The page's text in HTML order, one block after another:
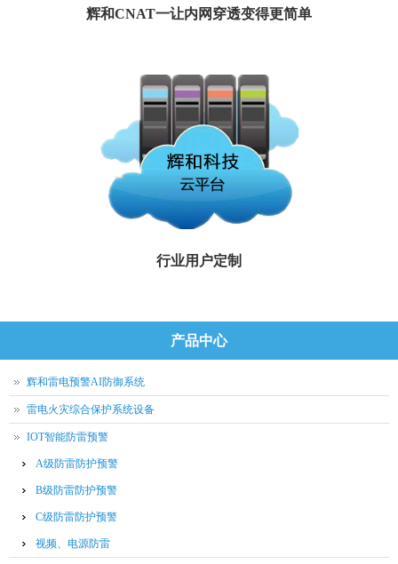
辉和CNAT一让内网穿透变得更简单
行业用户定制
产品中心
辉和雷电预警AI防御系统
雷电火灾综合保护系统设备
IOT智能防雷预警
A级防雷防护预警
B级防雷防护预警
C级防雷防护预警
视频、电源防雷